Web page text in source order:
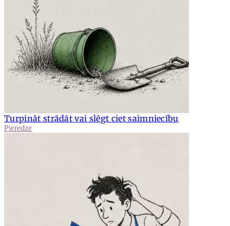
Turpināt strādāt vai slēgt ciet saimniecību
Pieredze